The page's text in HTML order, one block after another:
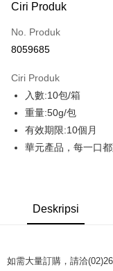
Kad Kredit (Bayaran
LINE Pay
JKOPAY
Easy Wallet
AFTEE
2. Anda boleh
3. Tiada bayaran
manakala ahli aplikasi
Tunai semasa
一般配送
Ciri Produk
No. Produk
8059685
Ciri Produk
入數:10包/箱
重量:50g/包
有效期限:10個月
華元產品，每一口
Deskripsi
如需大量訂購，請洽